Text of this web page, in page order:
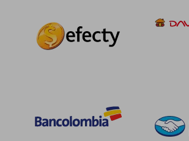
10% $ 173.036